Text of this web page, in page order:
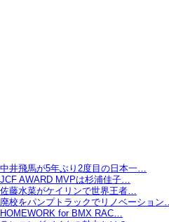
中井飛馬が5年ぶり2度目の日本一…
JCF AWARD MVPは杉浦佳子…
佐藤水菜がケイリンで世界王者…
廃校をパンプトラックでリノベーション…
HOMEWORK for BMX RAC…